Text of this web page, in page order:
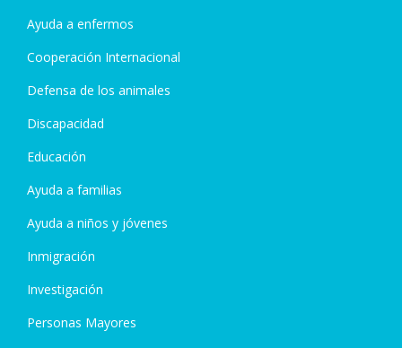
Ayuda a enfermos
Cooperación Internacional
Defensa de los animales
Discapacidad
Educación
Ayuda a familias
Ayuda a niños y jóvenes
Inmigración
Investigación
Personas Mayores